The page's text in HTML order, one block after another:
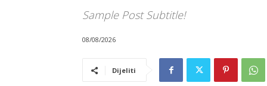
Sample Post Subtitle!
08/08/2026
Dijeliti